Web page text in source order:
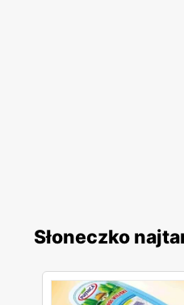
Słoneczko